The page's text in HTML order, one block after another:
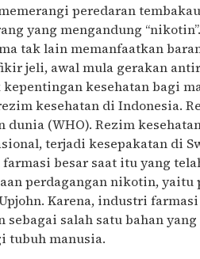
peredaran
yang mengandung
tak lain memanfaatkan
jeli, awal mula gerakan
kesehatan bagi
kesehatan di Indonesia.
dunia (WHO). Rezim
terjadi kesepakatan di
farmasi besar saat itu yang
perdagangan nikotin, yaitu
Karena, industri
sebagai salah satu bahan
tubuh manusia.